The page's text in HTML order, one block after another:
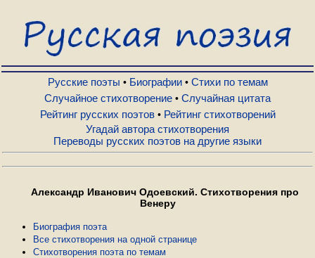
Русские поэты
Биографии
Стихи по темам
Случайное стихотворение
Случайная цитата
Рейтинг русских поэтов
Русские поэты • Биографии• Стихи по темам
Случайное стихотворение • Случайная цитата
Рейтинг русских поэтов• Рейтинг стихотворений
Угадай автора стихотворения
Переводы русских поэтов на другие языки
Александр Иванович Одоевский. Стихотворения про
Венеру
Биография поэта
Все стихотворения на одной странице
Стихотворения поэта по темам